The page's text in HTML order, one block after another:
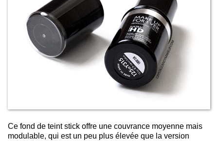
Ce fond de teint stick offre une couvrance moyenne mais
modulable, qui est un peu plus élevée que la version